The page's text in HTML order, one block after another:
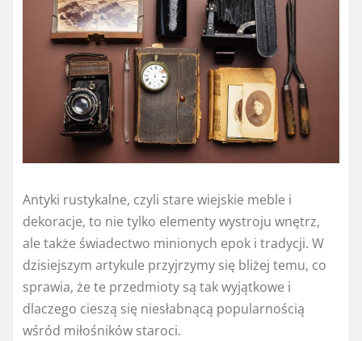
Antyki rustykalne, czyli stare wiejskie meble i
dekoracje, to nie tylko elementy wystroju wnętrz,
ale także świadectwo minionych epok i tradycji. W
dzisiejszym artykule przyjrzymy się bliżej temu, co
sprawia, że te przedmioty są tak wyjątkowe i
dlaczego cieszą się niesłabnącą popularnością
wśród miłośników staroci.